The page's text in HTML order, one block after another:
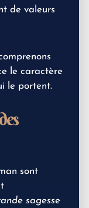
de valeurs
le caractère
le portent.
sont
sagesse